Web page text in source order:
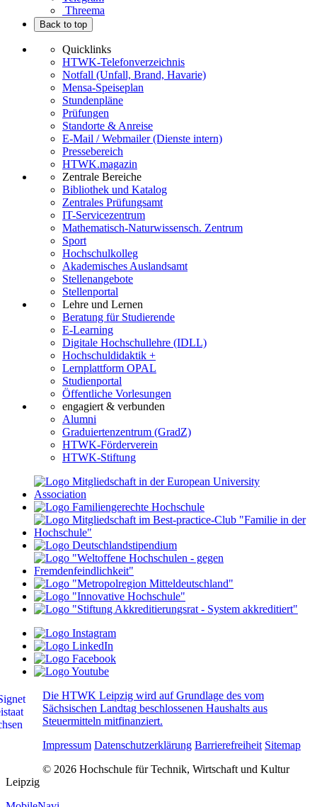
Threema
Back to top
Quicklinks
HTWK-Telefonverzeichnis
Notfall (Unfall, Brand, Havarie)
Mensa-Speiseplan
Stundenpläne
Prüfungen
Standorte & Anreise
E-Mail / Webmailer (Dienste intern)
Pressebereich
HTWK.magazin
Zentrale Bereiche
Bibliothek und Katalog
Zentrales Prüfungsamt
IT-Servicezentrum
Mathematisch-Naturwissensch. Zentrum
Sport
Hochschulkolleg
Akademisches Auslandsamt
Stellenangebote
Stellenportal
Lehre und Lernen
Beratung für Studierende
E-Learning
Digitale Hochschullehre (IDLL)
Hochschuldidaktik +
Lernplattform OPAL
Studienportal
Öffentliche Vorlesungen
engagiert & verbunden
Alumni
Graduiertenzentrum (GradZ)
HTWK-Förderverein
HTWK-Stiftung
Die HTWK Leipzig wird auf Grundlage des vom
Sächsischen Landtag beschlossenen Haushalts aus
Steuermitteln mitfinanziert.
Impressum Datenschutzerklärung Barrierefreiheit Sitemap
© 2026 Hochschule für Technik, Wirtschaft und Kultur
Leipzig